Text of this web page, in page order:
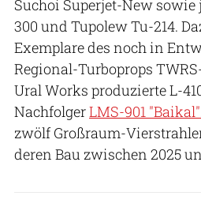
Suchoi Superjet-New sowie
300 und Tupolew Tu-214.
Exemplare des noch in
Regional-Turboprops
Ural Works produzierte L-
NachfolgerLMS-901
zwölf Großraum-
deren Bau zwischen 2025